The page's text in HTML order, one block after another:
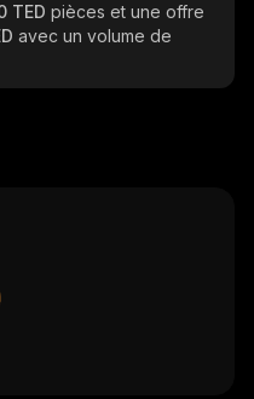
TED pièces et une offre
avec un volume de